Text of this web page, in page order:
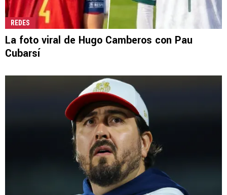
REDES
La foto viral de Hugo Camberos con Pau
Cubarsí